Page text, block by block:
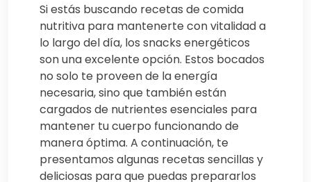
Si estás buscando recetas de comida
nutritiva para mantenerte con vitalidad a
lo largo del día, los snacks energéticos
son una excelente opción. Estos bocados
no solo te proveen de la energía
necesaria, sino que también están
cargados de nutrientes esenciales para
mantener tu cuerpo funcionando de
manera óptima. A continuación, te
presentamos algunas recetas sencillas y
deliciosas para que puedas prepararlos